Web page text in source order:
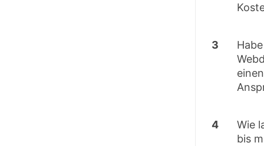
3
4
Wie
bis